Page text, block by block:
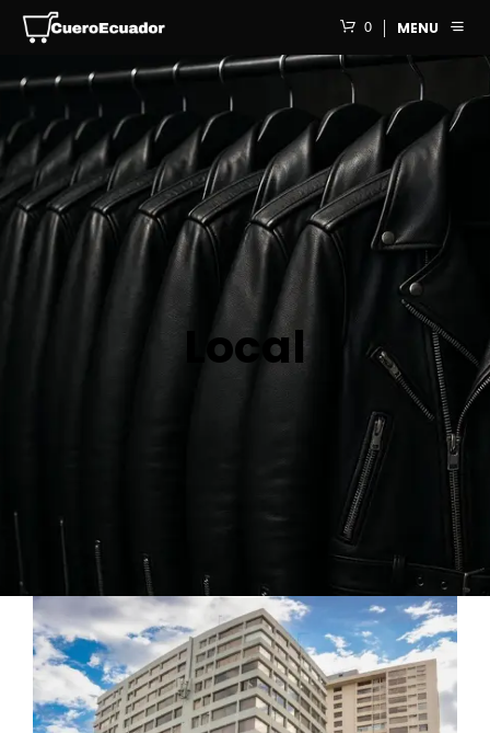
0 MENU
Local